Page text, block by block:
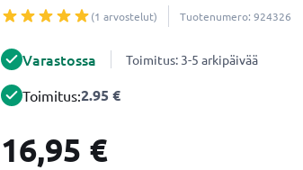
(1 arvostelut) Tuotenumero: 924326
Varastossa Toimitus: 3-5 arkipäivää
Toimitus:2.95 €
16,95 €